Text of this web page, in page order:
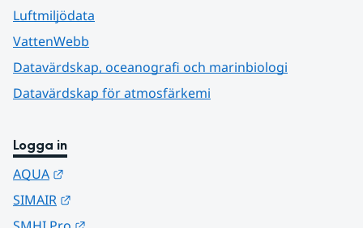
Luftmiljödata
VattenWebb
Datavärdskap, oceanografi och marinbiologi
Datavärdskap för atmosfärkemi
Logga in
AQUA
SIMAIR